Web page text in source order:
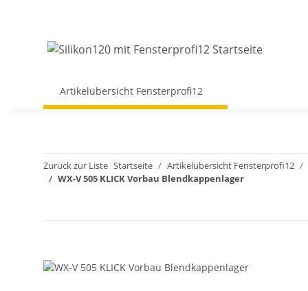
Artikelübersicht Fensterprofi12
Zurück zur Liste Startseite Artikelübersicht Fensterprofi12
WX-V 505 KLICK Vorbau Blendkappenlager